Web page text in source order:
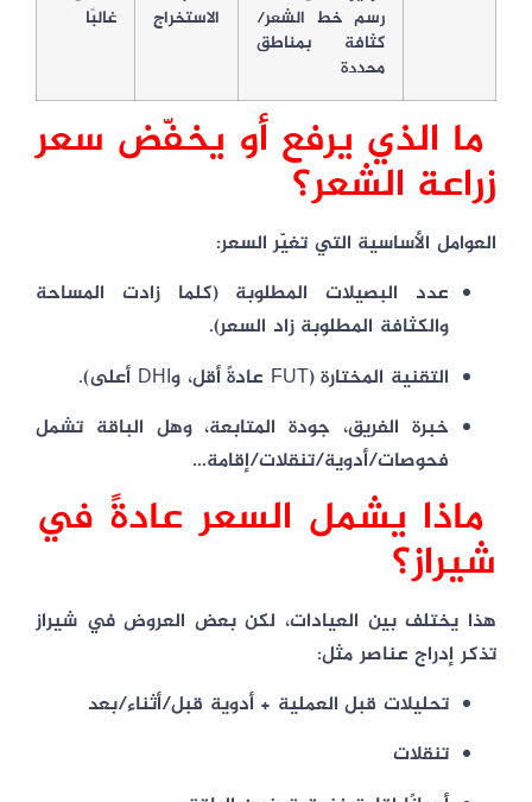
رسم خط الشعر/
كثافة بمناطق
محددة
الاستخراج
غالبًا
ما الذي يرفع أو يخفّض سعر
زراعة الشعر؟
العوامل الأساسية التي تغيّر السعر:
عدد البصيلات المطلوبة(كلما زادت المساحة
والكثافة المطلوبة زاد السعر).
التقنية المختارة(FUT عادةً أقل، وDHI أعلى).
خبرة الفريق، جودة المتابعة، وهل الباقة تشمل
فحوصات/أدوية/تنقلات/إقامة…
ماذا يشمل السعر عادةً في
شيراز؟
هذا يختلف بين العيادات، لكن بعض العروض في شيراز
تذكر إدراج عناصر مثل:
تحليلات قبل العملية + أدوية قبل/أثناء/بعد
تنقلات